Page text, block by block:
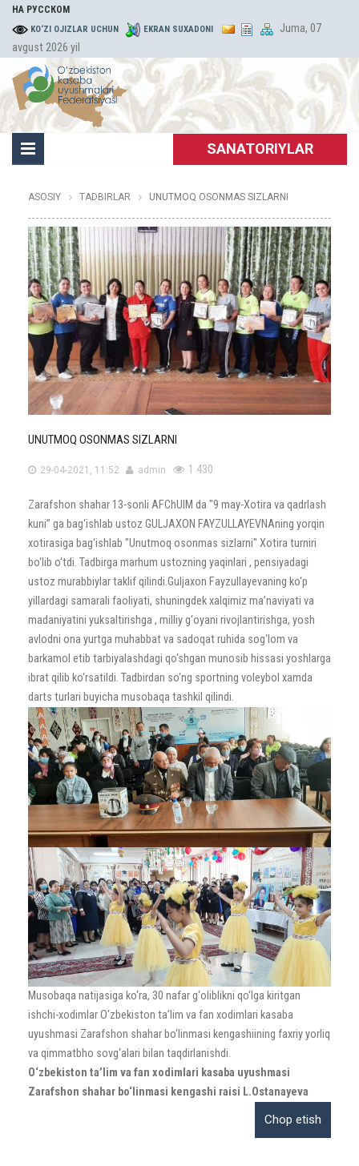
НА РУССКОМ
KO‘ZI OJIZLAR UCHUN EKRAN SUXADONI
Juma, 07
avgust 2026 yil
SANATORIYLAR
ASOSIY TADBIRLAR UNUTMOQ OSONMAS SIZLARNI
UNUTMOQ OSONMAS SIZLARNI
29-04-2021, 11:52 admin 1 430
Zarafshon shahar 13-sonli AFChUIM da "9 may-Xotira va qadrlash
kuni” ga bag‘ishlab ustoz GULJAXON FAYZULLAYEVNAning yorqin
xotirasiga bag‘ishlab "Unutmoq osonmas sizlarni" Xotira turniri
bo‘lib o‘tdi. Tadbirga marhum ustozning yaqinlari , pensiyadagi
ustoz murabbiylar taklif qilindi.Guljaxon Fayzullayevaning ko‘p
yillardagi samarali faoliyati, shuningdek xalqimiz ma’naviyati va
madaniyatini yuksaltirishga , milliy g‘oyani rivojlantirishga, yosh
avlodni ona yurtga muhabbat va sadoqat ruhida sog‘lom va
barkamol etib tarbiyalashdagi qo‘shgan munosib hissasi yoshlarga
ibrat qilib ko‘rsatildi. Tadbirdan so‘ng sportning voleybol xamda
darts turlari buyicha musobaqa tashkil qilindi.
Musobaqa natijasiga ko‘ra, 30 nafar g‘oliblikni qo‘lga kiritgan
ishchi-xodimlar O‘zbekiston ta’lim va fan xodimlari kasaba
uyushmasi Zarafshon shahar bo‘linmasi kengashiining faxriy yorliq
va qimmatbho sovg‘alari bilan taqdirlanishdi.
O‘zbekiston ta’lim va fan xodimlari kasaba uyushmasi
Zarafshon shahar bo‘linmasi kengashi raisi L.Ostanayeva